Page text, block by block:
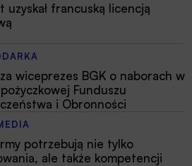
uzyskał francuską licencją
wiceprezes BGK o naborach w
Funduszu
i Obronności
potrzebują nie tylko
ale także kompetencji